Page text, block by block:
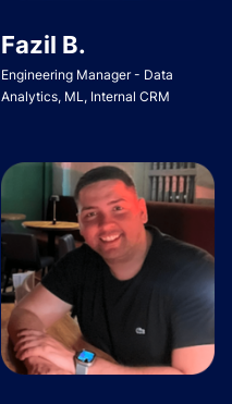
Fazil B.
Engineering Manager - Data
Analytics, ML, Internal CRM